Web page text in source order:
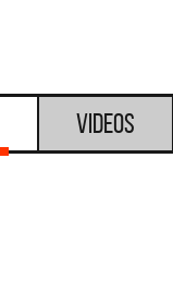
Videos
DESTACADOS